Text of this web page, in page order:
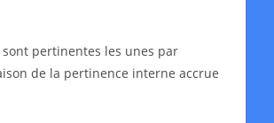
pertinentes les unes par
de la pertinence interne accrue